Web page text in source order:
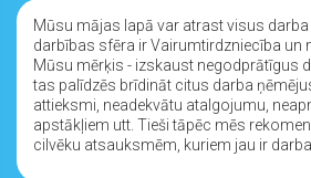
Mūsu mājas lapā var atrast visus darba
darbības sfēra ir Vairumtirdzniecība un
Mūsu mērķis - izskaust negodprātīgus
tas palīdzēs brīdināt citus darba
attieksmi, neadekvātu atalgojumu,
apstākļiem utt. Tieši tāpēc mēs
cilvēku atsauksmēm, kuriem jau ir darba